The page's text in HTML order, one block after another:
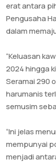
erat antara
Pengusaha
dalam
“Keluasan
2024 hingga
Seramai 290
harumanis
semusim
“Ini jelas
mempunyai
menjadi